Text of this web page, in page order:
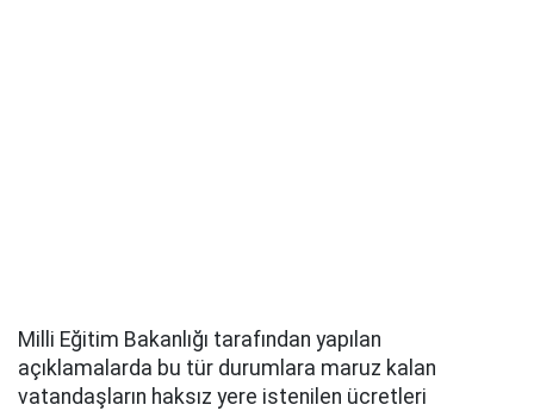
Milli Eğitim Bakanlığı tarafından yapılan
açıklamalarda bu tür durumlara maruz kalan
vatandaşların haksız yere istenilen ücretleri